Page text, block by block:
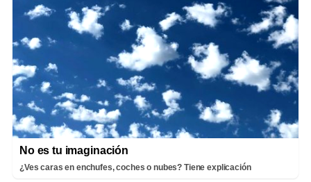
No es tu imaginación
¿Ves caras en enchufes, coches o nubes? Tiene explicación